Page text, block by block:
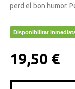
perd el bon humor.
Disponibilitat
19,50 €